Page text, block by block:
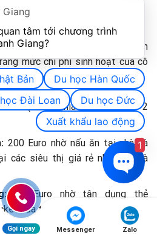
học sinh tại Hamburg:
chuyên ngành Quản trị kinh doanh
mức chi phí sinh hoạt của cô
, bao gồm:
(ở WG chia sẻ phòng với 2
200 Euro nhờ nấu ăn tại nhà và
các siêu thị giá rẻ như Lidl và
45 Euro nhờ tận dụng thẻ
của trường.
kém nhờ tham gia các câu lạc
Gọi ngay Messenger Zalo
Giang
tâm tới chương trình
Giang?
Bản
Du học Hàn Quốc
Đài Loan
Du học Đức
Xuất khẩu lao động
1